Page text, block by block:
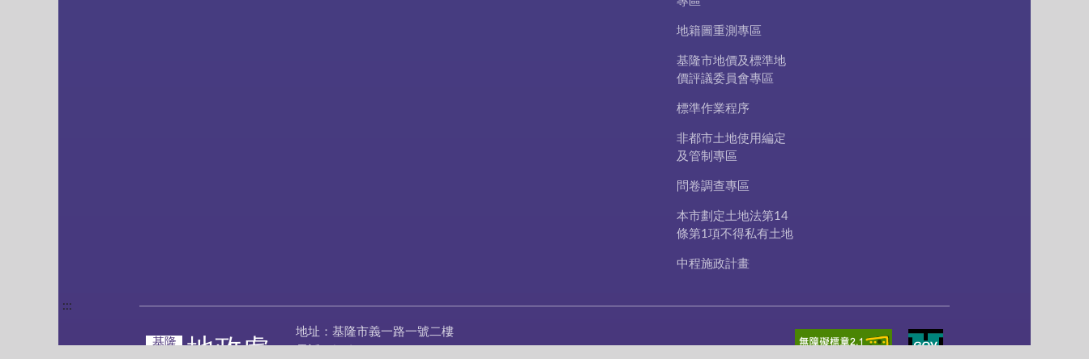
地籍圖重測專區
基隆市地價及標準地
價評議委員會專區
標準作業程序
非都市土地使用編定
及管制專區
問卷調查專區
本市劃定土地法第14
條第1項不得私有土地
中程施政計畫
:::
基隆
地政處
地址：基隆市義一路一號二樓